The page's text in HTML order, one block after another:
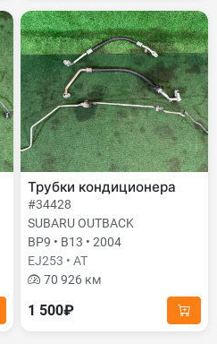
Трубки кондиционера
#34428
SUBARU OUTBACK
BP9 • B13 • 2004
EJ253 • AT
70 926 км
1 500₽